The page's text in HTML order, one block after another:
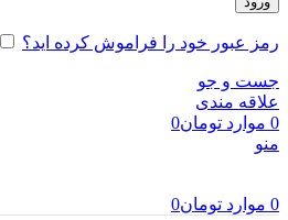
رمز عبور خود را فراموش کرده اید؟
جست و جو
علاقه مندی
0 موارد تومان0
منو
0 موارد تومان0